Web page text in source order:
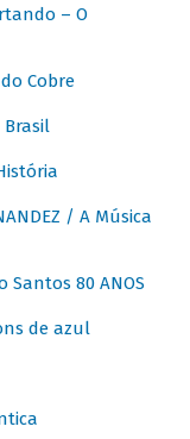
– O
do Cobre
Brasil
/ A Música
Santos 80 ANOS
de azul